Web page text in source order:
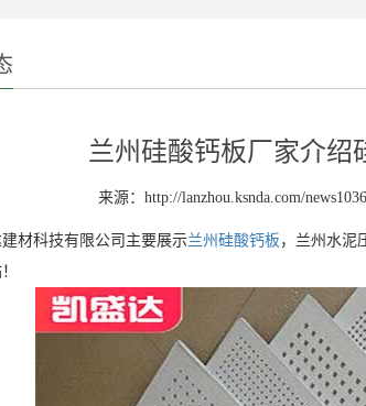
兰州硅酸钙板厂家介绍
来源：http://lanzhou.ksnda.com/
材科技有限公司主要展示兰州硅酸钙板 ，兰州水泥